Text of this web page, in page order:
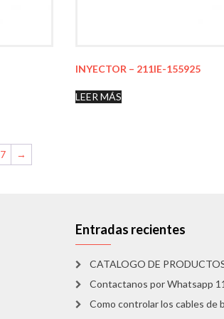
INYECTOR – 211IE-155925
LEER MÁS
7 →
Entradas recientes
CATALOGO DE
Contactanos por Whatsapp
Como controlar los cables de